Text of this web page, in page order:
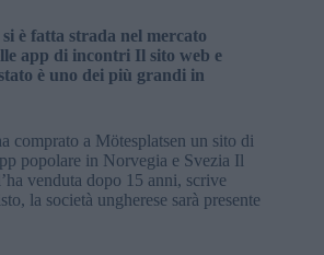
è fatta strada nel mercato
app di incontri Il sito web e
è uno dei più grandi in
comprato a Mötesplatsen un sito di
popolare in Norvegia e Svezia Il
venduta dopo 15 anni, scrive
la società ungherese sarà presente